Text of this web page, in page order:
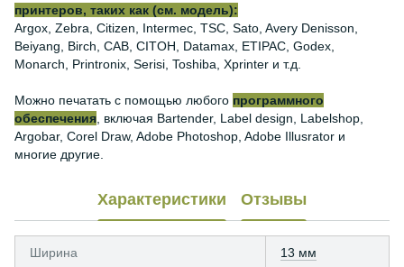
принтеров, таких как (см. модель):
Argox, Zebra, Citizen, Intermec, TSC, Sato, Avery Denisson,
Beiyang, Birch, CAB, CITOH, Datamax, ETIPAC, Godex,
Monarch, Printronix, Serisi, Toshiba, Xprinter и т.д.
Можно печатать с помощью любого программного
обеспечения , включая Bartender, Label design, Labelshop,
Argobar, Corel Draw, Adobe Photoshop, Adobe Illusrator и
многие другие.
Характеристики Отзывы
Ширина 13 мм